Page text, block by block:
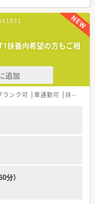
ございません。
地です。帰宅時の食事やリ
歯科など。
さんの対応がメインとなり
ん。
ラベートとの両立も◎
ございます。
ト
！扶養内希望の方もご相
追加
ランク可 車通勤可 扶養内勤務OK
分）